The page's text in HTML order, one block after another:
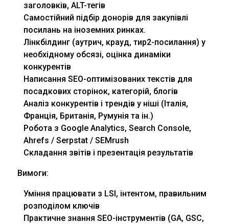
заголовків, ALT-тегів
Самостійний підбір донорів для закупівлі
посилань на іноземних ринках.
Лінкбілдинг (аутрич, крауд, тир2-посилання) у
необхідному обсязі, оцінка динаміки
конкурентів
Написання SEO-оптимізованих текстів для
посадкових сторінок, категорій, блогів
Аналіз конкурентів і трендів у ніші (Італія,
Франція, Британія, Румунія та ін.)
Робота з Google Analytics, Search Console,
Ahrefs / Serpstat / SEMrush
Складання звітів і презентація результатів
Вимоги:
Уміння працювати з LSI, інтентом, правильним
розподілом ключів
Практичне знання SEO-інструментів (GA, GSC,